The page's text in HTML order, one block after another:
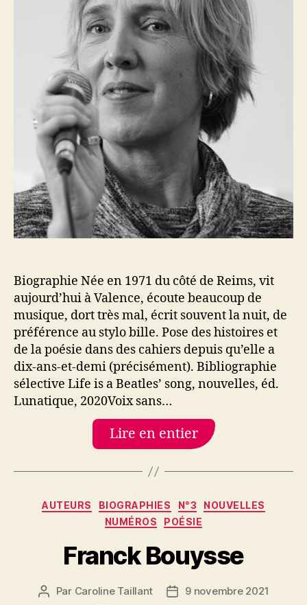
Biographie Née en 1971 du côté de Reims, vit
aujourd’hui à Valence, écoute beaucoup de
musique, dort très mal, écrit souvent la nuit, de
préférence au stylo bille. Pose des histoires et
de la poésie dans des cahiers depuis qu’elle a
dix-ans-et-demi (précisément). Bibliographie
sélective Life is a Beatles’ song, nouvelles, éd.
Lunatique, 2020Voix sans…
Lire en entier
Catégories
AUTEURS BIOGRAPHIES N°3
NOUVELLES
NUMÉROS
POÉSIE
Franck Bouysse
Auteur
Par Caroline Taillant
Date9 novembre 2021